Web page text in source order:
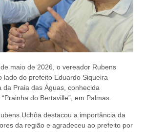
maio de 2026, o vereador Rubens
lado do prefeito Eduardo Siqueira
da Praia das Águas, conhecida
do Bertaville”, em Palmas.
Uchôa destacou a importância da
da região e agradeceu ao prefeito por